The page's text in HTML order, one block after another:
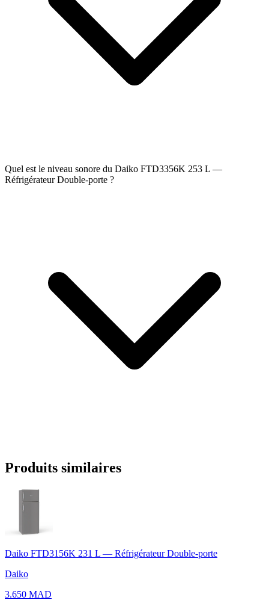
Quel est le niveau sonore du Daiko FTD3356K 253 L —
Réfrigérateur Double-porte ?
Produits similaires
Daiko FTD3156K 231 L — Réfrigérateur Double-porte
Daiko
3.650 MAD